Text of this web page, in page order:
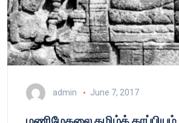
admin June 7, 2017